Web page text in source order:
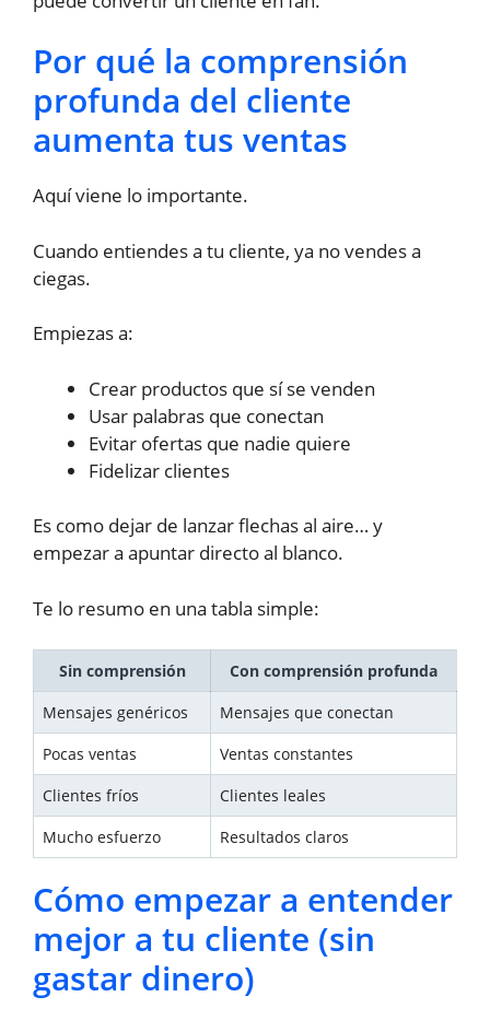
Por qué la comprensión
profunda del cliente
aumenta tus ventas
Aquí viene lo importante.
Cuando entiendes a tu cliente, ya no vendes a
ciegas.
Empiezas a:
Crear productos que sí se venden
Usar palabras que conectan
Evitar ofertas que nadie quiere
Fidelizar clientes
Es como dejar de lanzar flechas al aire… y
empezar a apuntar directo al blanco.
Te lo resumo en una tabla simple:
Sin comprensión
Con comprensión profunda
Mensajes genéricos
Mensajes que conectan
Pocas ventas
Ventas constantes
Clientes fríos
Clientes leales
Mucho esfuerzo
Resultados claros
Cómo empezar a entender
mejor a tu cliente (sin
gastar dinero)